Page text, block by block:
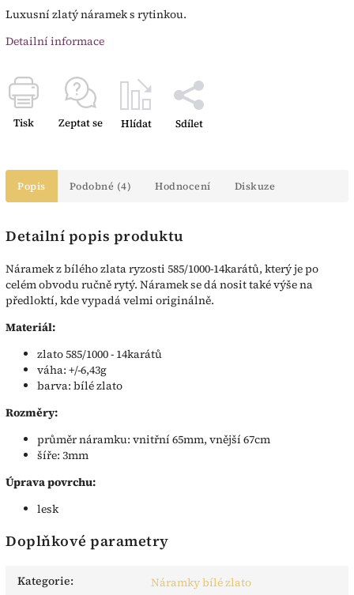
Luxusní zlatý náramek s rytinkou.
Detailní informace
Tisk Zeptat se Hlídat Sdílet
Popis Podobné (4) Hodnocení Diskuze
Detailní popis produktu
Náramek z bílého zlata ryzosti 585/1000-14karátů, který je po
celém obvodu ručně rytý. Náramek se dá nosit také výše na
předloktí, kde vypadá velmi originálně.
Materiál:
zlato 585/1000 - 14karátů
váha: +/-6,43g
barva: bílé zlato
Rozměry:
průměr náramku: vnitřní 65mm, vnější 67cm
šíře: 3mm
Úprava povrchu:
lesk
Doplňkové parametry
Kategorie:
Náramky bílé zlato